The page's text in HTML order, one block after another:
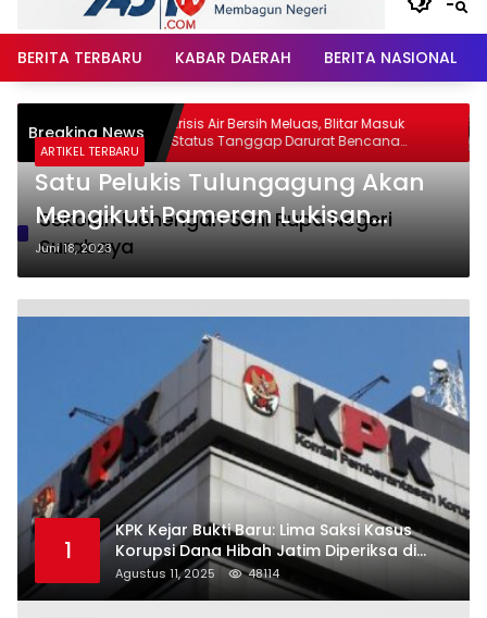
BERITA TERBARU KABAR DAERAH BERITA NASIONAL
Breaking News
SIM
Krisis Air Bersih Meluas, Blitar Masuk
Status Tanggap Darurat Bencana
Hingga Oktober
Sekolah Menengah Seni Rupa Negeri
Surabaya
ARTIKEL TERBARU
Satu Pelukis Tulungagung Akan
Mengikuti Pameran Lukisan
Nasional
Juni 18, 2023
1
KPK Kejar Bukti Baru: Lima Saksi Kasus
Korupsi Dana Hibah Jatim Diperiksa di
Trenggalek
Agustus 11, 2025 48114